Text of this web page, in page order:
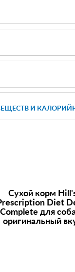
И
Сухой корм
Diet
Complete для
оригинальный